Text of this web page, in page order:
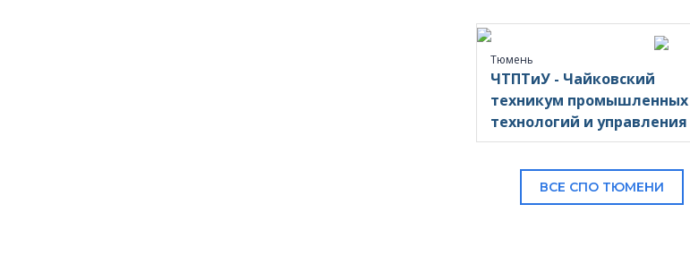
Тюмень
ЧТПТиУ - Чайковский
техникум промышленных
технологий и управления
ВСЕ СПО ТЮМЕНИ